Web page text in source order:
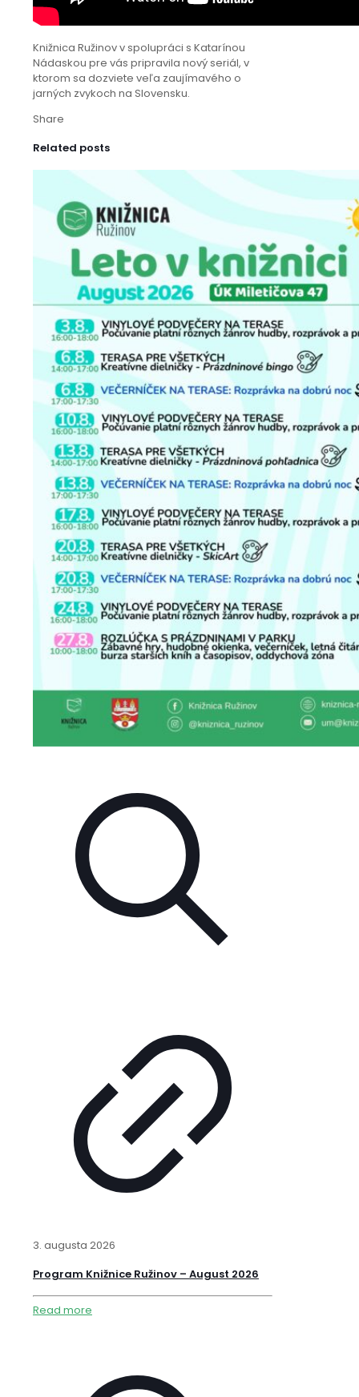
Knižnica Ružinov v spolupráci s Katarínou
Nádaskou pre vás pripravila nový seriál, v
ktorom sa dozviete veľa zaujímavého o
jarných zvykoch na Slovensku.
Share
Related posts
3. augusta 2026
Program Knižnice Ružinov – August 2026
Read more